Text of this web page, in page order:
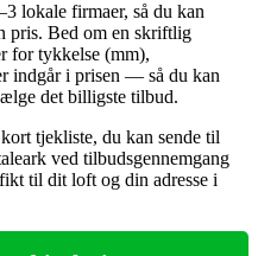
lokale firmaer, så du kan
pris. Bed om en skriftlig
for tykkelse (mm),
indgår i prisen — så du kan
det billigste tilbud.
tjekliste, du kan sende til
ved tilbudsgennemgang
til dit loft og din adresse i